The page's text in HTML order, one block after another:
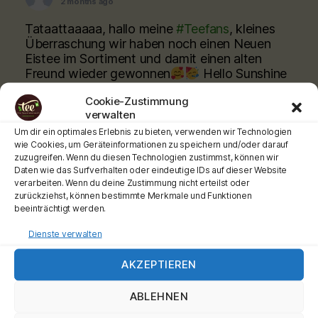
Cookie-Zustimmung
verwalten
Um dir ein optimales Erlebnis zu bieten, verwenden wir Technologien
wie Cookies, um Geräteinformationen zu speichern und/oder darauf
zuzugreifen. Wenn du diesen Technologien zustimmst, können wir
Daten wie das Surfverhalten oder eindeutige IDs auf dieser Website
verarbeiten. Wenn du deine Zustimmung nicht erteilst oder
zurückziehst, können bestimmte Merkmale und Funktionen
beeinträchtigt werden.
Dienste verwalten
AKZEPTIEREN
ABLEHNEN
Tataattaaaaa, hallo meine#Teefans, kleines
Überraschung wir haben noch einen Neuen
Eistee im Sortiment und damit einen alten
Freund wieder gewonnen
Hello Sunshine
wie der Hellwach!
@citycarre.magdeburg oder bestellt online
www.teeladen.shop
Schönen Tag wünscht Euch Euer Teemann
Werbung
#teehochn #teeladen
Video
Share
is at City Carré Magdeburg.